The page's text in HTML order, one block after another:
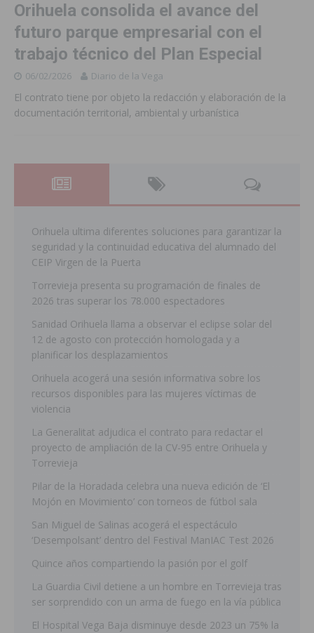
Orihuela consolida el avance del
futuro parque empresarial con el
trabajo técnico del Plan Especial
06/02/2026 Diario de la Vega
El contrato tiene por objeto la redacción y elaboración de la
documentación territorial, ambiental y urbanística
Orihuela ultima diferentes soluciones para garantizar la
seguridad y la continuidad educativa del alumnado del
CEIP Virgen de la Puerta
Torrevieja presenta su programación de finales de
2026 tras superar los 78.000 espectadores
Sanidad Orihuela llama a observar el eclipse solar del
12 de agosto con protección homologada y a
planificar los desplazamientos
Orihuela acogerá una sesión informativa sobre los
recursos disponibles para las mujeres víctimas de
violencia
La Generalitat adjudica el contrato para redactar el
proyecto de ampliación de la CV-95 entre Orihuela y
Torrevieja
Pilar de la Horadada celebra una nueva edición de ‘El
Mojón en Movimiento’ con torneos de fútbol sala
San Miguel de Salinas acogerá el espectáculo
‘Desempolsant’ dentro del Festival ManIAC Test 2026
Quince años compartiendo la pasión por el golf
La Guardia Civil detiene a un hombre en Torrevieja tras
ser sorprendido con un arma de fuego en la vía pública
El Hospital Vega Baja disminuye desde 2023 un 75% la